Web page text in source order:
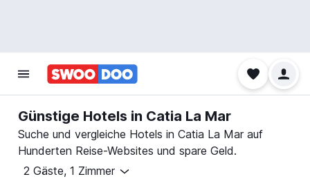
Günstige Hotels in Catia La Mar
Suche und vergleiche Hotels in Catia La Mar auf
Hunderten Reise-Websites und spare Geld.
2 Gäste, 1 Zimmer